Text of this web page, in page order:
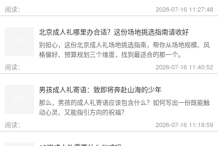
阅读： 2026-07-16 11:27:48
北京成人礼哪里办合适？这份场地挑选指南请收好
别担心，这份北京成人礼场地挑选指南，帮你从场地规模、风
格偏好、预算规划三个维度，找到最适合的那一个。
阅读：
2026-07-16 11:40:52
男孩成人礼寄语：致即将奔赴山海的少年
那么，男孩的成人礼寄语应该包含什么？如何写出一份既能触
动心灵、又能指引方向的祝福？
阅读：
2026-07-16 11:19:59